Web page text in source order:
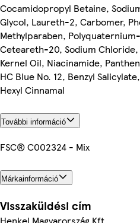
Cocamidopropyl Betaine,
Glycol, Laureth-2, Carbomer,
Methylparaben,
Ceteareth-20, Sodium
Kernel Oil, Niacinamide,
HC Blue No. 12, Benzyl
Hexyl Cinnamal
További információ
FSC® C002324 - Mix
Márkainformáció
Visszaküldési cím